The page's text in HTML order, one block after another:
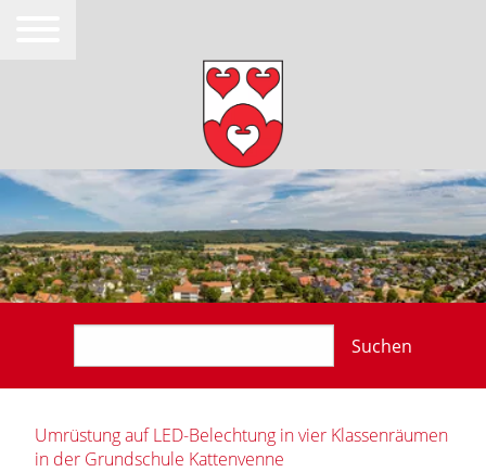
Suchen
Umrüstung auf LED-Belechtung in vier Klassenräumen
in der Grundschule Kattenvenne